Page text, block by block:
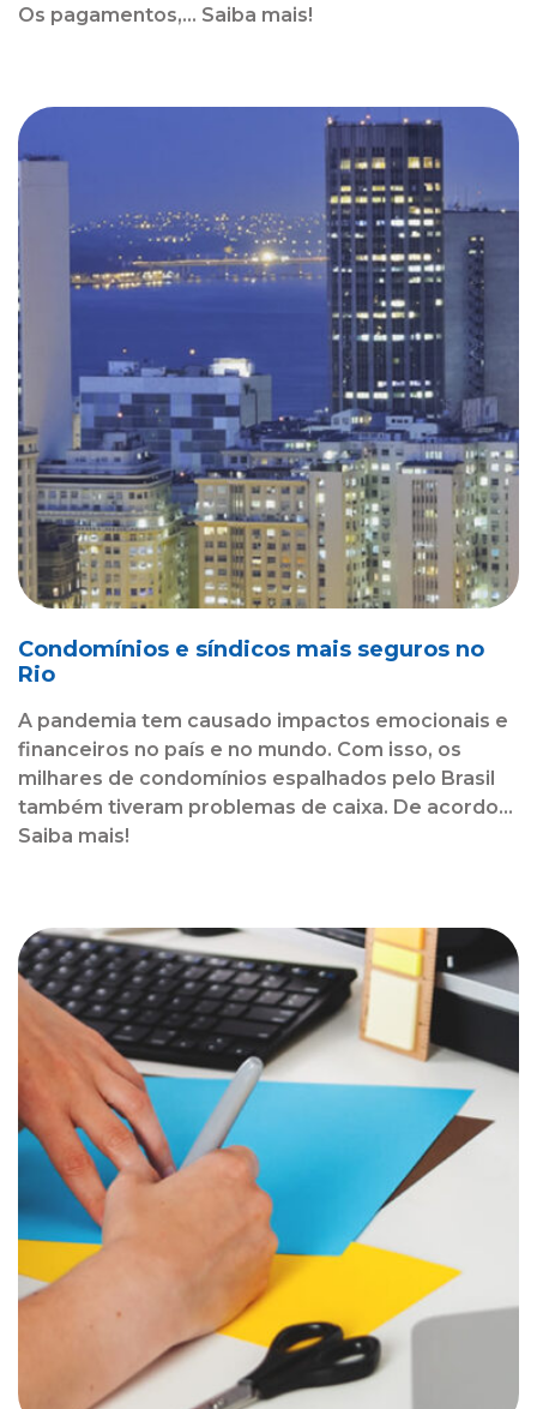
Os pagamentos,... Saiba mais!
Condomínios e síndicos mais seguros no
Rio
A pandemia tem causado impactos emocionais e
financeiros no país e no mundo. Com isso, os
milhares de condomínios espalhados pelo Brasil
também tiveram problemas de caixa. De acordo...
Saiba mais!